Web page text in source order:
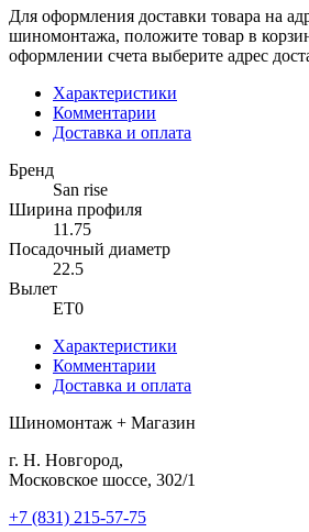
Для оформления доставки товара на
шиномонтажа, положите товар в
оформлении счета выберите адрес
Характеристики
Комментарии
Доставка и оплата
Бренд
San rise
Ширина профиля
11.75
Посадочный диаметр
22.5
Вылет
ET0
Характеристики
Комментарии
Доставка и оплата
Шиномонтаж + Магазин
г. Н. Новгород,
Московское шоссе, 302/1
+7 (831) 215-57-75